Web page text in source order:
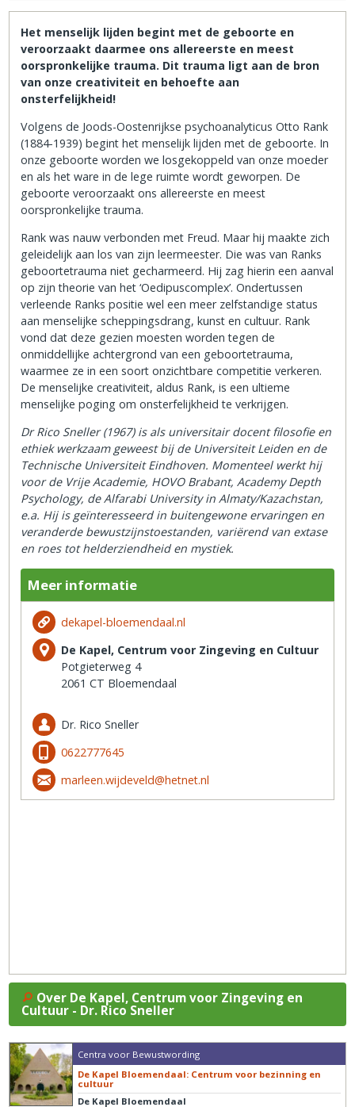
Het menselijk lijden begint met de geboorte en
veroorzaakt daarmee ons allereerste en meest
oorspronkelijke trauma. Dit trauma ligt aan de bron
van onze creativiteit en behoefte aan
onsterfelijkheid!
Volgens de Joods-Oostenrijkse psychoanalyticus Otto Rank
(1884-1939) begint het menselijk lijden met de geboorte. In
onze geboorte worden we losgekoppeld van onze moeder
en als het ware in de lege ruimte wordt geworpen. De
geboorte veroorzaakt ons allereerste en meest
oorspronkelijke trauma.
Rank was nauw verbonden met Freud. Maar hij maakte zich
geleidelijk aan los van zijn leermeester. Die was van Ranks
geboortetrauma niet gecharmeerd. Hij zag hierin een aanval
op zijn theorie van het ‘Oedipuscomplex’. Ondertussen
verleende Ranks positie wel een meer zelfstandige status
aan menselijke scheppingsdrang, kunst en cultuur. Rank
vond dat deze gezien moesten worden tegen de
onmiddellijke achtergrond van een geboortetrauma,
waarmee ze in een soort onzichtbare competitie verkeren.
De menselijke creativiteit, aldus Rank, is een ultieme
menselijke poging om onsterfelijkheid te verkrijgen.
Dr Rico Sneller (1967) is als universitair docent filosofie en
ethiek werkzaam geweest bij de Universiteit Leiden en de
Technische Universiteit Eindhoven. Momenteel werkt hij
voor de Vrije Academie, HOVO Brabant, Academy Depth
Psychology, de Alfarabi University in Almaty/Kazachstan,
e.a. Hij is geïnteresseerd in buitengewone ervaringen en
veranderde bewustzijnstoestanden, variërend van extase
en roes tot helderziendheid en mystiek.
Meer informatie
dekapel-bloemendaal.nl
De Kapel, Centrum voor Zingeving en Cultuur
Potgieterweg 4
2061 CT Bloemendaal
Dr. Rico Sneller
0622777645
marleen.wijdeveld@hetnet.nl
Over De Kapel, Centrum voor Zingeving en
Cultuur - Dr. Rico Sneller
Centra voor Bewustwording
De Kapel Bloemendaal: Centrum voor bezinning en
cultuur
De Kapel Bloemendaal